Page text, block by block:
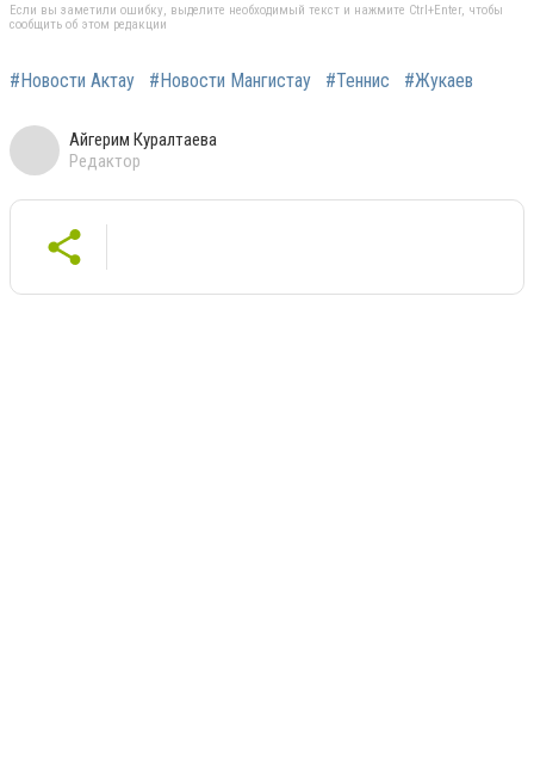
Если вы заметили ошибку, выделите необходимый текст и нажмите Ctrl+Enter, чтобы
сообщить об этом редакции
#Новости Актау #Новости Мангистау #Теннис #Жукаев
Айгерим Куралтаева
Редактор